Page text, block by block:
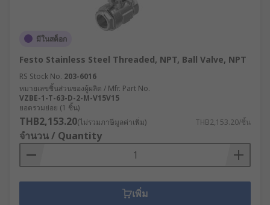
มีในสต็อก
Festo Stainless Steel Threaded, NPT, Ball Valve, NPT
RS Stock No. 203-6016
หมายเลขชิ้นส่วนของผู้ผลิต / Mfr. Part No.
VZBE-1-T-63-D-2-M-V15V15
ยอดรวมย่อย (1 ชิ้น)
THB2,153.20(ไม่รวมภาษีมูลค่าเพิ่ม) THB2,153.20/ชิ้น
จำนวน / Quantity
เพิ่ม